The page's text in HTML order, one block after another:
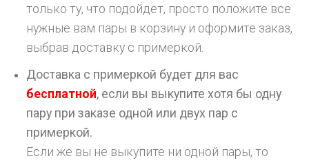
только ту, что подойдет, просто положите все
нужные вам пары в корзину и оформите заказ,
выбрав доставку с примеркой.
Доставка с примеркой будет для вас
бесплатной, если вы выкупите хотя бы одну
пару при заказе одной или двух пар с
примеркой.
Если же вы не выкупите ни одной пары, то